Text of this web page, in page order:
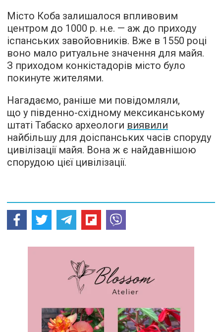
Місто Коба залишалося впливовим
центром до 1000 р. н.е. — аж до приходу
іспанських завойовників. Вже в 1550 році
воно мало ритуальне значення для майя.
З приходом конкістадорів місто було
покинуте жителями.
Нагадаємо, раніше ми повідомляли,
що у південно-східному мексиканському
штаті Табаско археологи виявили
найбільшу для доіспанських часів споруду
цивілізації майя. Вона ж є найдавнішою
спорудою цієї цивілізації.